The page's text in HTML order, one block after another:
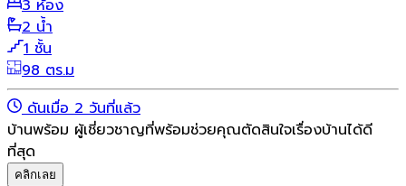
3 ห้อง
2 น้ำ
1 ชั้น
98 ตร.ม
ดันเมื่อ 2 วันที่แล้ว
บ้านพร้อม ผู้เชี่ยวชาญที่พร้อมช่วยคุณตัดสินใจเรื่องบ้านได้ดี
ที่สุด
คลิกเลย